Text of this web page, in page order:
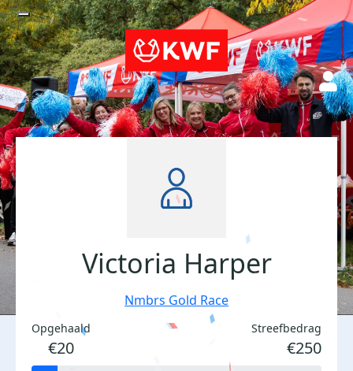
Victoria Harper
Nmbrs Gold Race
Opgehaald
€20
Streefbedrag
€250